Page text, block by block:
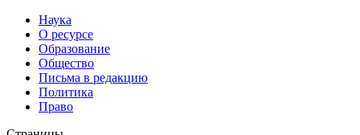
Наука
О ресурсе
Образование
Общество
Письма в редакцию
Политика
Право